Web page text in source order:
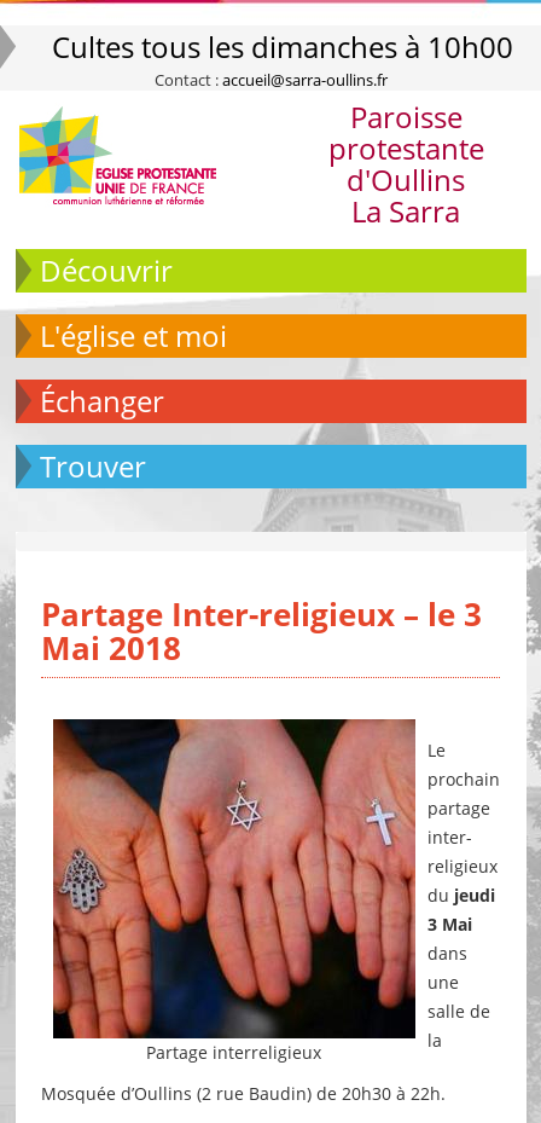
Cultes tous les dimanches à 10h00
Contact :accueil@sarra-oullins.fr
Paroisse
protestante
d'Oullins
La Sarra
Découvrir
L'église et moi
échanger
Trouver
Partage Inter-religieux – le 3
Mai 2018
Partage interreligieux
Le
prochain
partage
inter-
religieux
du jeudi
3 Mai
dans
une
salle de
la
Mosquée d’Oullins (2 rue Baudin) de 20h30 à 22h.